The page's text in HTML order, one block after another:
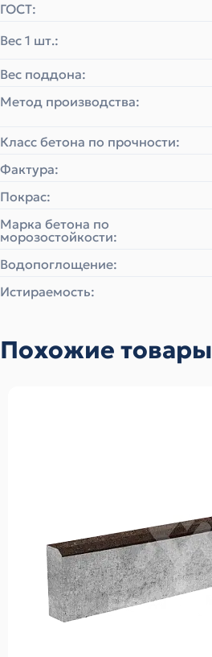
ГОСТ:
Вес 1 шт.:
Вес поддона:
Метод производства:
Класс бетона по прочности:
Фактура:
Покрас:
Марка бетона по
морозостойкости:
Водопоглощение:
Истираемость:
Похожие товары